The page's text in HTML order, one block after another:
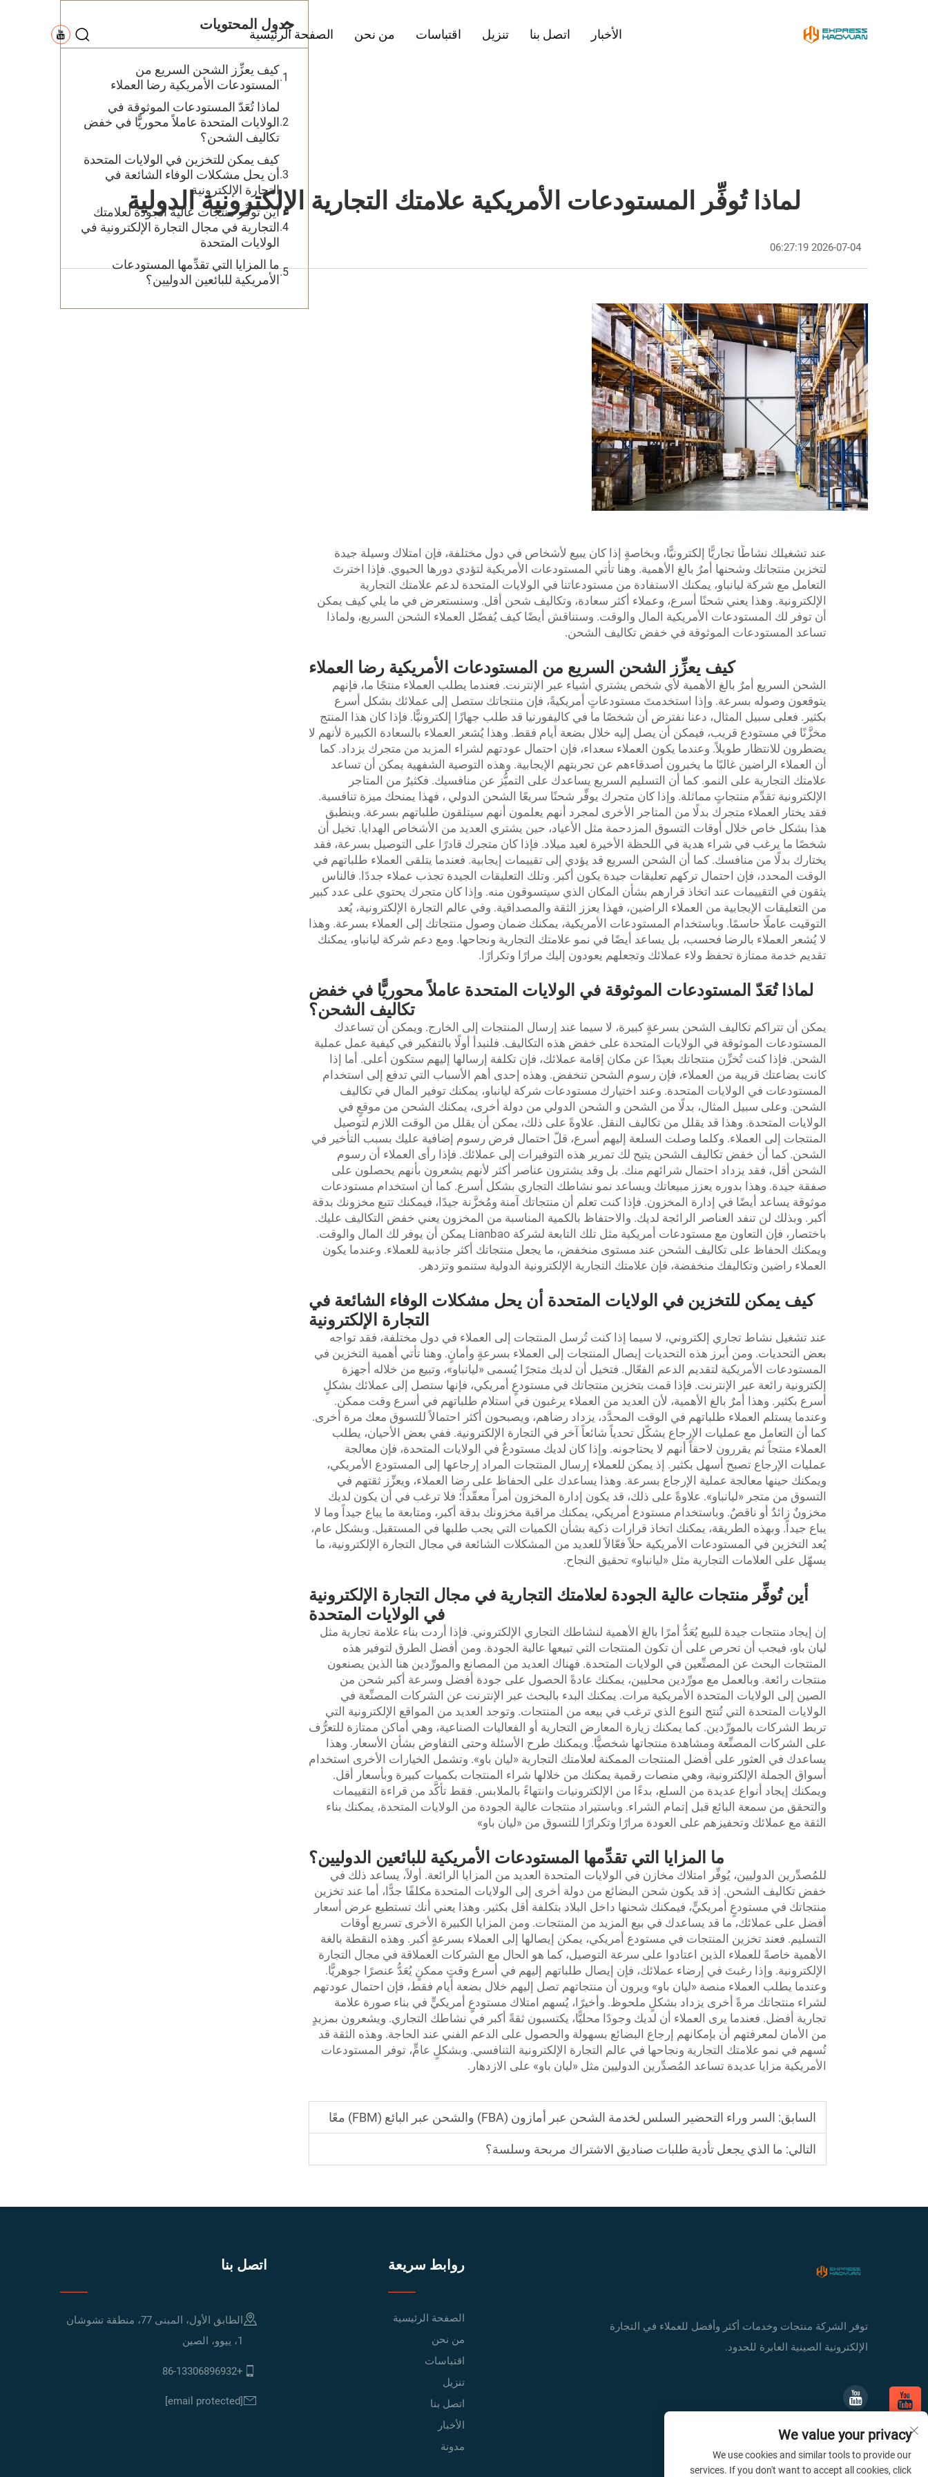
الصفحة الرئيسية من نحن اقتباسات تنزيل اتصل بنا الأخبار
لماذا تُوفِّر المستودعات الأمريكية علامتك التجارية الإلكترونية الدولية
2026-07-04 06:27:19
عند تشغيلك نشاطًا تجاريًّا إلكترونيًّا، وبخاصةٍ إذا كان يبيع لأشخاص في دول مختلفة، فإن امتلاك وسيلة جيدة
لتخزين منتجاتك وشحنها أمرٌ بالغ الأهمية. وهنا تأتي المستودعات الأمريكية لتؤدي دورها الحيوي. فإذا اخترتَ
التعامل مع شركة ليانباو، يمكنك الاستفادة من مستودعاتنا في الولايات المتحدة لدعم علامتك التجارية
الإلكترونية. وهذا يعني شحنًا أسرع، وعملاء أكثر سعادة، وتكاليف شحن أقل. وسنستعرض في ما يلي كيف يمكن
أن توفر لك المستودعات الأمريكية المال والوقت. وسنناقش أيضًا كيف يُفضّل العملاء الشحن السريع، ولماذا
تساعد المستودعات الموثوقة في خفض تكاليف الشحن.
كيف يعزِّز الشحن السريع من المستودعات الأمريكية رضا العملاء
الشحن السريع أمرٌ بالغ الأهمية لأي شخص يشتري أشياء عبر الإنترنت. فعندما يطلب العملاء منتجًا ما، فإنهم
يتوقعون وصوله بسرعة. وإذا استخدمتَ مستودعاتٍ أمريكيةً، فإن منتجاتك ستصل إلى عملائك بشكل أسرع
بكثير. فعلى سبيل المثال، دعنا نفترض أن شخصًا ما في كاليفورنيا قد طلب جهازًا إلكترونيًّا. فإذا كان هذا المنتج
مخزَّنًا في مستودع قريب، فيمكن أن يصل إليه خلال بضعة أيام فقط. وهذا يُشعر العملاء بالسعادة الكبيرة لأنهم لا
يضطرون للانتظار طويلاً. وعندما يكون العملاء سعداء، فإن احتمال عودتهم لشراء المزيد من متجرك يزداد. كما
أن العملاء الراضين غالبًا ما يخبرون أصدقاءهم عن تجربتهم الإيجابية. وهذه التوصية الشفهية يمكن أن تساعد
علامتك التجارية على النمو. كما أن التسليم السريع يساعدك على التميُّز عن منافسيك. فكثيرٌ من المتاجر
الإلكترونية تقدِّم منتجاتٍ مماثلة. وإذا كان متجرك يوفِّر شحنًا سريعًا الشحن الدولي ، فهذا يمنحك ميزة تنافسية.
فقد يختار العملاء متجرك بدلًا من المتاجر الأخرى لمجرد أنهم يعلمون أنهم سيتلقون طلباتهم بسرعة. وينطبق
هذا بشكل خاص خلال أوقات التسوق المزدحمة مثل الأعياد، حين يشتري العديد من الأشخاص الهدايا. تخيل أن
شخصًا ما يرغب في شراء هدية في اللحظة الأخيرة لعيد ميلاد. فإذا كان متجرك قادرًا على التوصيل بسرعة، فقد
يختارك بدلًا من منافسك. كما أن الشحن السريع قد يؤدي إلى تقييمات إيجابية. فعندما يتلقى العملاء طلباتهم في
الوقت المحدد، فإن احتمال تركهم تعليقات جيدة يكون أكبر. وتلك التعليقات الجيدة تجذب عملاء جددًا. فالناس
يثقون في التقييمات عند اتخاذ قرارهم بشأن المكان الذي سيتسوقون منه. وإذا كان متجرك يحتوي على عدد كبير
من التعليقات الإيجابية من العملاء الراضين، فهذا يعزز الثقة والمصداقية. وفي عالم التجارة الإلكترونية، يُعد
التوقيت عاملًا حاسمًا. وباستخدام المستودعات الأمريكية، يمكنك ضمان وصول منتجاتك إلى العملاء بسرعة. وهذا
لا يُشعر العملاء بالرضا فحسب، بل يساعد أيضًا في نمو علامتك التجارية ونجاحها. ومع دعم شركة ليانباو، يمكنك
تقديم خدمة ممتازة تحفظ ولاء عملائك وتجعلهم يعودون إليك مرارًا وتكرارًا.
لماذا تُعَدّ المستودعات الموثوقة في الولايات المتحدة عاملاً محوريًّا في خفض
تكاليف الشحن؟
يمكن أن تتراكم تكاليف الشحن بسرعةٍ كبيرة، لا سيما عند إرسال المنتجات إلى الخارج. ويمكن أن تساعدك
المستودعات الموثوقة في الولايات المتحدة على خفض هذه التكاليف. فلنبدأ أولًا بالتفكير في كيفية عمل عملية
الشحن. فإذا كنت تُخزِّن منتجاتك بعيدًا عن مكان إقامة عملائك، فإن تكلفة إرسالها إليهم ستكون أعلى. أما إذا
كانت بضاعتك قريبة من العملاء، فإن رسوم الشحن تنخفض. وهذه إحدى أهم الأسباب التي تدفع إلى استخدام
المستودعات في الولايات المتحدة. وعند اختيارك مستودعات شركة ليانباو، يمكنك توفير المال في تكاليف
الشحن. وعلى سبيل المثال، بدلًا من الشحن و الشحن الدولي من دولة أخرى، يمكنك الشحن من موقعٍ في
الولايات المتحدة. وهذا قد يقلل من تكاليف النقل. علاوةً على ذلك، يمكن أن يقلل من الوقت اللازم لتوصيل
المنتجات إلى العملاء. وكلما وصلت السلعة إليهم أسرع، قلّ احتمال فرض رسوم إضافية عليك بسبب التأخير في
الشحن. كما أن خفض تكاليف الشحن يتيح لك تمرير هذه التوفيرات إلى عملائك. فإذا رأى العملاء أن رسوم
الشحن أقل، فقد يزداد احتمال شرائهم منك. بل وقد يشترون عناصر أكثر لأنهم يشعرون بأنهم يحصلون على
صفقة جيدة. وهذا بدوره يعزز مبيعاتك ويساعد نمو نشاطك التجاري بشكل أسرع. كما أن استخدام مستودعات
موثوقة يساعد أيضًا في إدارة المخزون. فإذا كنت تعلم أن منتجاتك آمنة ومُخزَّنة جيدًا، فيمكنك تتبع مخزونك بدقة
أكبر. وبذلك لن تنفد العناصر الرائجة لديك. والاحتفاظ بالكمية المناسبة من المخزون يعني خفض التكاليف عليك.
باختصار، فإن التعاون مع مستودعات أمريكية مثل تلك التابعة لشركة Lianbao يمكن أن يوفر لك المال والوقت.
ويمكنك الحفاظ على تكاليف الشحن عند مستوى منخفض، ما يجعل منتجاتك أكثر جاذبية للعملاء. وعندما يكون
العملاء راضين وتكاليفك منخفضة، فإن علامتك التجارية الإلكترونية الدولية ستنمو وتزدهر.
كيف يمكن للتخزين في الولايات المتحدة أن يحل مشكلات الوفاء الشائعة في
التجارة الإلكترونية
عند تشغيل نشاط تجاري إلكتروني، لا سيما إذا كنت تُرسل المنتجات إلى العملاء في دول مختلفة، فقد تواجه
بعض التحديات. ومن أبرز هذه التحديات إيصال المنتجات إلى العملاء بسرعةٍ وأمانٍ. وهنا تأتي أهمية التخزين في
المستودعات الأمريكية لتقديم الدعم الفعّال. فتخيل أن لديك متجرًا يُسمى «ليانباو»، وتبيع من خلاله أجهزة
إلكترونية رائعة عبر الإنترنت. فإذا قمت بتخزين منتجاتك في مستودعٍ أمريكي، فإنها ستصل إلى عملائك بشكلٍ
أسرع بكثير. وهذا أمرٌ بالغ الأهمية، لأن العديد من العملاء يرغبون في استلام طلباتهم في أسرع وقت ممكن.
وعندما يستلم العملاء طلباتهم في الوقت المحدَّد، يزداد رضاهم، ويصبحون أكثر احتمالاً للتسوق معك مرة أخرى.
كما أن التعامل مع عمليات الإرجاع يشكّل تحدياً شائعاً آخر في التجارة الإلكترونية. ففي بعض الأحيان، يطلب
العملاء منتجاً ثم يقررون لاحقاً أنهم لا يحتاجونه. وإذا كان لديك مستودعٌ في الولايات المتحدة، فإن معالجة
عمليات الإرجاع تصبح أسهل بكثير. إذ يمكن للعملاء إرسال المنتجات المراد إرجاعها إلى المستودع الأمريكي،
ويمكنك حينها معالجة عملية الإرجاع بسرعة. وهذا يساعدك على الحفاظ على رضا العملاء، ويعزِّز ثقتهم في
التسوق من متجر «ليانباو». علاوةً على ذلك، قد يكون إدارة المخزون أمراً معقّداً؛ فلا ترغب في أن يكون لديك
مخزونٌ زائدٌ أو ناقصٌ. وباستخدام مستودع أمريكي، يمكنك مراقبة مخزونك بدقة أكبر، ومتابعة ما يباع جيداً وما لا
يباع جيداً. وبهذه الطريقة، يمكنك اتخاذ قرارات ذكية بشأن الكميات التي يجب طلبها في المستقبل. وبشكل عام،
يُعد التخزين في المستودعات الأمريكية حلاً فعّالاً للعديد من المشكلات الشائعة في مجال التجارة الإلكترونية، ما
يسهّل على العلامات التجارية مثل «ليانباو» تحقيق النجاح.
أين تُوفِّر منتجات عالية الجودة لعلامتك التجارية في مجال التجارة الإلكترونية
في الولايات المتحدة
إن إيجاد منتجات جيدة للبيع يُعَدُّ أمرًا بالغ الأهمية لنشاطك التجاري الإلكتروني. فإذا أردت بناء علامة تجارية مثل
ليان باو، فيجب أن تحرص على أن تكون المنتجات التي تبيعها عالية الجودة. ومن أفضل الطرق لتوفير هذه
المنتجات البحث عن المصنِّعين في الولايات المتحدة. فهناك العديد من المصانع والمورِّدين هنا الذين يصنعون
منتجات رائعة. وبالعمل مع مورِّدين محليين، يمكنك عادةً الحصول على جودة أفضل وسرعة أكبر شحن من
الصين إلى الولايات المتحدة الأمريكية مرات. يمكنك البدء بالبحث عبر الإنترنت عن الشركات المصنِّعة في
الولايات المتحدة التي تُنتج النوع الذي ترغب في بيعه من المنتجات. وتوجد العديد من المواقع الإلكترونية التي
تربط الشركات بالمورِّدين. كما يمكنك زيارة المعارض التجارية أو الفعاليات الصناعية، وهي أماكن ممتازة للتعرُّف
على الشركات المصنِّعة ومشاهدة منتجاتها شخصيًّا. ويمكنك طرح الأسئلة وحتى التفاوض بشأن الأسعار. وهذا
يساعدك في العثور على أفضل المنتجات الممكنة لعلامتك التجارية «ليان باو». وتشمل الخيارات الأخرى استخدام
أسواق الجملة الإلكترونية، وهي منصات رقمية يمكنك من خلالها شراء المنتجات بكميات كبيرة وبأسعار أقل.
ويمكنك إيجاد أنواع عديدة من السلع، بدءًا من الإلكترونيات وانتهاءً بالملابس. فقط تأكَّد من قراءة التقييمات
والتحقق من سمعة البائع قبل إتمام الشراء. وباستيراد منتجات عالية الجودة من الولايات المتحدة، يمكنك بناء
الثقة مع عملائك وتحفيزهم على العودة مرارًا وتكرارًا للتسوق من «ليان باو»
ما المزايا التي تقدِّمها المستودعات الأمريكية للبائعين الدوليين؟
للمُصدِّرين الدوليين، يُوفِّر امتلاك مخازن في الولايات المتحدة العديد من المزايا الرائعة. أولاً، يساعد ذلك في
خفض تكاليف الشحن. إذ قد يكون شحن البضائع من دولة أخرى إلى الولايات المتحدة مكلفًا جدًّا، أما عند تخزين
منتجاتك في مستودعٍ أمريكيٍّ، فيمكنك شحنها داخل البلاد بتكلفة أقل بكثير. وهذا يعني أنك تستطيع عرض أسعار
أفضل على عملائك، ما قد يساعدك في بيع المزيد من المنتجات. ومن المزايا الكبيرة الأخرى تسريع أوقات
التسليم. فعند تخزين المنتجات في مستودع أمريكي، يمكن إيصالها إلى العملاء بسرعةٍ أكبر. وهذه النقطة بالغة
الأهمية خاصةً للعملاء الذين اعتادوا على سرعة التوصيل، كما هو الحال مع الشركات العملاقة في مجال التجارة
الإلكترونية. وإذا رغبتَ في إرضاء عملائك، فإن إيصال طلباتهم إليهم في أسرع وقتٍ ممكنٍ يُعَدُّ عنصرًا جوهريًّا.
وعندما يطلب العملاء منصة «ليان باو» ويرون أن منتجاتهم تصل إليهم خلال بضعة أيام فقط، فإن احتمال عودتهم
لشراء منتجاتك مرةً أخرى يزداد بشكلٍ ملحوظ. وأخيرًا، يُسهم امتلاك مستودعٍ أمريكيٍّ في بناء صورة علامة
تجارية أفضل. فعندما يرى العملاء أن لديك وجودًا محليًّا، يكتسبون ثقةً أكبر في نشاطك التجاري. ويشعرون بمزيدٍ
من الأمان لمعرفتهم أن بإمكانهم إرجاع البضائع بسهولة والحصول على الدعم الفني عند الحاجة. وهذه الثقة قد
تُسهم في نمو علامتك التجارية ونجاحها في عالم التجارة الإلكترونية التنافسي. وبشكلٍ عامٍّ، توفر المستودعات
الأمريكية مزايا عديدة تساعد المُصدِّرين الدوليين مثل «ليان باو» على الازدهار.
السابق: السر وراء التحضير السلس لخدمة الشحن عبر أمازون (FBA) والشحن عبر البائع (FBM) معًا
التالي: ما الذي يجعل تأدية طلبات صناديق الاشتراك مربحة وسلسة؟
جدول المحتويات
كيف يعزِّز الشحن السريع من
المستودعات الأمريكية رضا العملاء
لماذا تُعَدّ المستودعات الموثوقة في
الولايات المتحدة عاملاً محوريًّا في خفض
تكاليف الشحن؟
كيف يمكن للتخزين في الولايات المتحدة
أن يحل مشكلات الوفاء الشائعة في
التجارة الإلكترونية
أين تُوفِّر منتجات عالية الجودة لعلامتك
التجارية في مجال التجارة الإلكترونية في
الولايات المتحدة
ما المزايا التي تقدِّمها المستودعات
الأمريكية للبائعين الدوليين؟
توفر الشركة منتجات وخدمات أكثر وأفضل للعملاء في التجارة
الإلكترونية الصينية العابرة للحدود.
روابط سريعة
الصفحة الرئيسية
من نحن
اقتباسات
تنزيل
اتصل بنا
الأخبار
مدونة
اتصل بنا
الطابق الأول، المبنى 77، منطقة تشوشان
1، ييوو، الصين
+86-13306896932
[email protected]
We value your privacy
We use cookies and similar tools to provide our
services. If you don't want to accept all cookies, click